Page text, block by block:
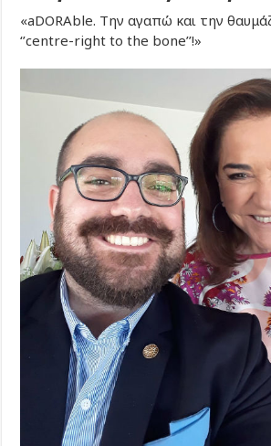
«aDORAble. Την αγαπώ και την
‘’centre-right to the bone’’!»